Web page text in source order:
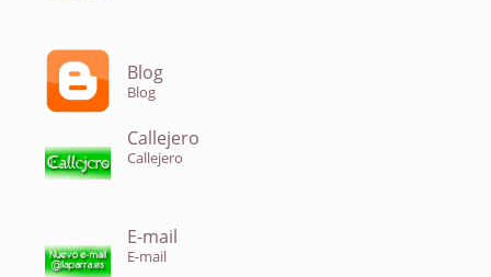
Blog
Blog
Callejero
Callejero
E-mail
E-mail